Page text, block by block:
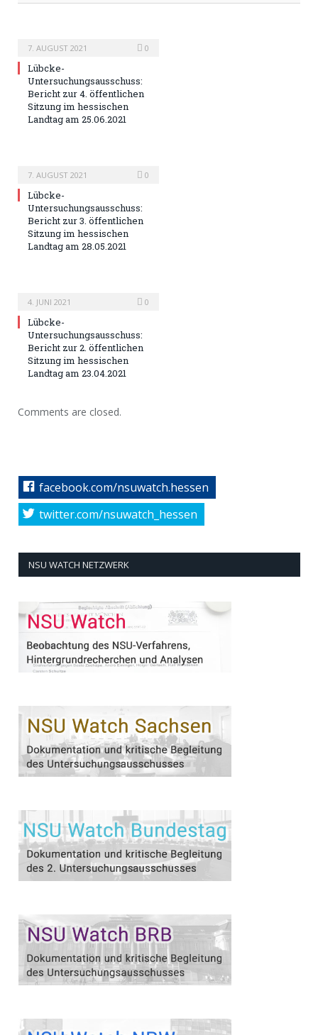
7. AUGUST 2021 0
Lübcke-
Untersuchungsausschuss:
Bericht zur 4. öffentlichen
Sitzung im hessischen
Landtag am 25.06.2021
7. AUGUST 2021 0
Lübcke-
Untersuchungsausschuss:
Bericht zur 3. öffentlichen
Sitzung im hessischen
Landtag am 28.05.2021
4. JUNI 2021 0
Lübcke-
Untersuchungsausschuss:
Bericht zur 2. öffentlichen
Sitzung im hessischen
Landtag am 23.04.2021
Comments are closed.
facebook.com/nsuwatch.hessen
twitter.com/nsuwatch_hessen
NSU WATCH NETZWERK